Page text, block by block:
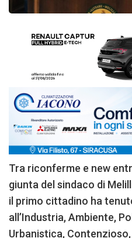
Tra riconferme e new
giunta del sindaco di
il primo cittadino ha
all’Industria, Ambiente,
Urbanistica,